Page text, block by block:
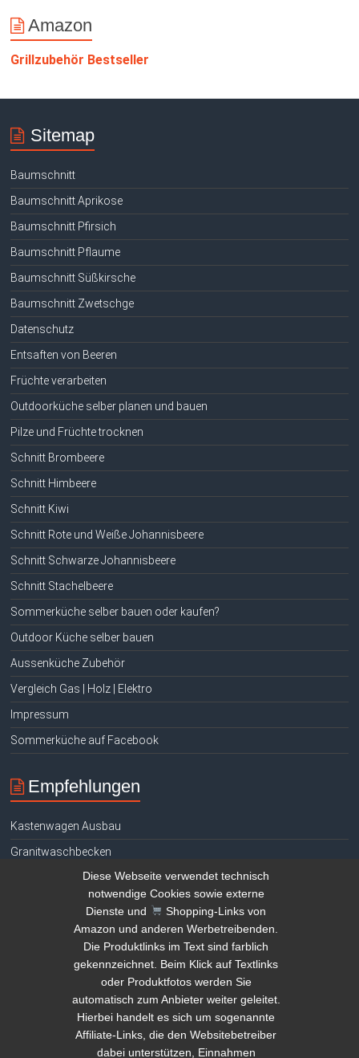
Amazon
Grillzubehör Bestseller
Sitemap
Baumschnitt
Baumschnitt Aprikose
Baumschnitt Pfirsich
Baumschnitt Pflaume
Baumschnitt Süßkirsche
Baumschnitt Zwetschge
Datenschutz
Entsaften von Beeren
Früchte verarbeiten
Outdoorküche selber planen und bauen
Pilze und Früchte trocknen
Schnitt Brombeere
Schnitt Himbeere
Schnitt Kiwi
Schnitt Rote und Weiße Johannisbeere
Schnitt Schwarze Johannisbeere
Schnitt Stachelbeere
Sommerküche selber bauen oder kaufen?
Outdoor Küche selber bauen
Aussenküche Zubehör
Vergleich Gas | Holz | Elektro
Impressum
Sommerküche auf Facebook
Empfehlungen
Kastenwagen Ausbau
Granitwaschbecken
Hühnerhaltung E-Book gratis
Teich reinigen Tipps
Kamera Drohne Vergleich
Geld verstecken
Steinwaschbecken Vergleich
Diese Webseite verwendet technisch
notwendige Cookies sowie externe
Dienste und
Shopping-Links von
Amazon und anderen Werbetreibenden.
Die Produktlinks im Text sind farblich
gekennzeichnet. Beim Klick auf Textlinks
oder Produktfotos werden Sie
automatisch zum Anbieter weiter geleitet.
Hierbei handelt es sich um sogenannte
Affiliate-Links, die den Websitebetreiber
dabei unterstützen, Einnahmen